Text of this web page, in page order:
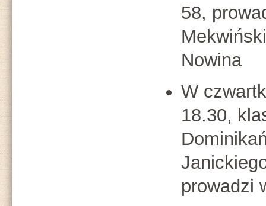
58,
Nowina
W
18.30,
prowadzi